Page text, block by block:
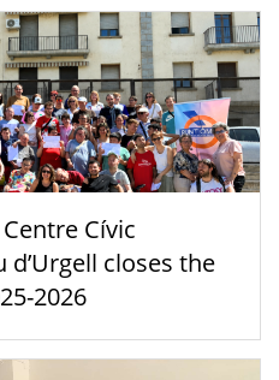
Cívic
d’Urgell closes the
2026